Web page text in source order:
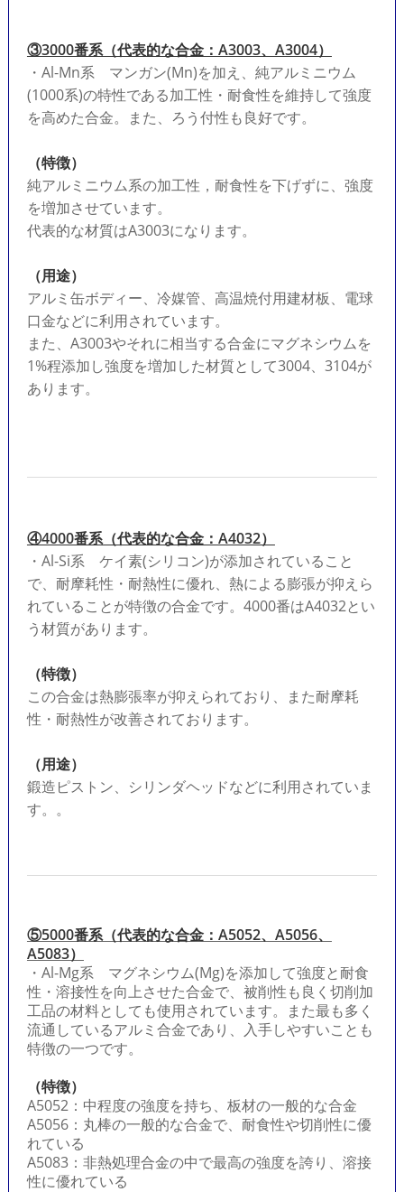
③3000番系（代表的な合金：A3003、A3004）
・Al-Mn系 マンガン(Mn)を加え、純アルミニウム
(1000系)の特性である加工性・耐食性を維持して強度
を高めた合金。また、ろう付性も良好です。
（特徴）
純アルミニウム系の加工性，耐食性を下げずに、強度
を増加させています。
代表的な材質はA3003になります。
（用途）
アルミ缶ボディー、冷媒管、高温焼付用建材板、電球
口金などに利用されています。
また、A3003やそれに相当する合金にマグネシウムを
1%程添加し強度を増加した材質として3004、3104が
あります。
④4000番系（代表的な合金：A4032）
・Al-Si系 ケイ素(シリコン)が添加されていること
で、耐摩耗性・耐熱性に優れ、熱による膨張が抑えら
れていることが特徴の合金です。4000番はA4032とい
う材質があります。
（特徴）
この合金は熱膨張率が抑えられており、また耐摩耗
性・耐熱性が改善されております。
（用途）
鍛造ピストン、シリンダヘッドなどに利用されていま
す。。
⑤5000番系（代表的な合金：A5052、A5056、
A5083）
・Al-Mg系 マグネシウム(Mg)を添加して強度と耐食
性・溶接性を向上させた合金で、被削性も良く切削加
工品の材料としても使用されています。また最も多く
流通しているアルミ合金であり、入手しやすいことも
特徴の一つです。
（特徴）
A5052：中程度の強度を持ち、板材の一般的な合金
A5056：丸棒の一般的な合金で、耐食性や切削性に優
れている
A5083：非熱処理合金の中で最高の強度を誇り、溶接
性に優れている